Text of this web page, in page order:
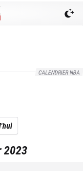
CALENDRIER NBA
2023